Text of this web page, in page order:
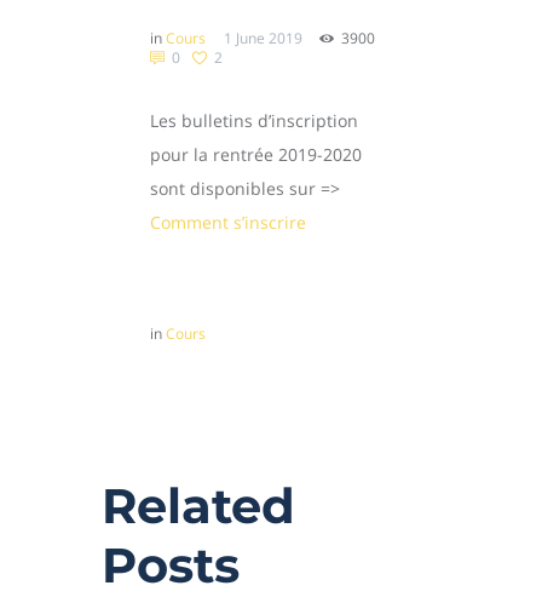
in Cours 1 June 2019
3900
0
2
Les bulletins d’inscription
pour la rentrée 2019-2020
sont disponibles sur =>
Comment s’inscrire
in Cours
Related
Posts